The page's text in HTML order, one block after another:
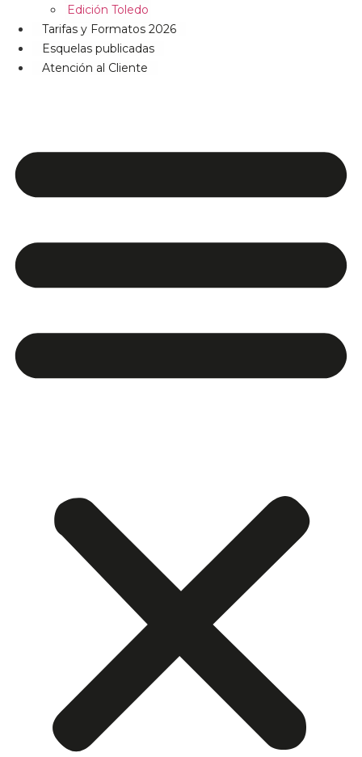
Edición Toledo
Tarifas y Formatos 2026
Esquelas publicadas
Atención al Cliente